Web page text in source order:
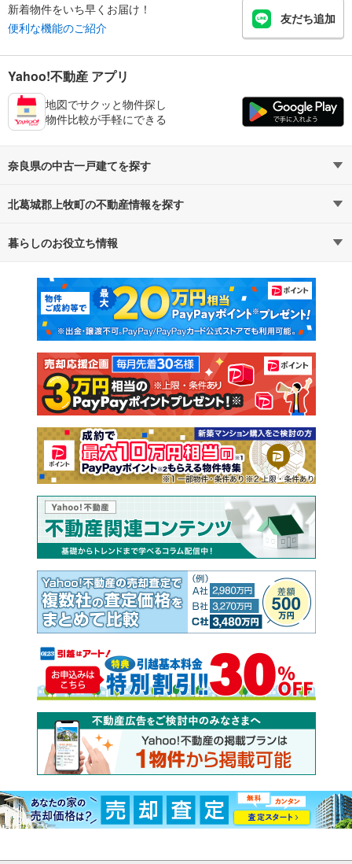
新着物件をいち早くお届け！
便利な機能のご紹介
友だち追加
Yahoo!不動産 アプリ
地図でサクッと物件探し
物件比較が手軽にできる
奈良県の中古一戸建てを探す
路線・駅から探す
通勤・通学時間から探す
北葛城郡上牧町の不動産情報を探す
不動産・住宅
新築マンション 中古マンション
新築一戸建て 中古一戸建て
注文住宅 土地
売却査定
暮らしのお役立ち情報
マンションカタログ 教えて！住まいの先生